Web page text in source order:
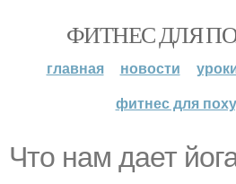
ФИТНЕС ДЛЯ
главная новости
фитнес для
Что нам дает